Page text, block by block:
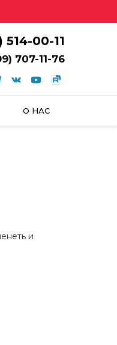
514-00-11
707-11-76
О НАС
и